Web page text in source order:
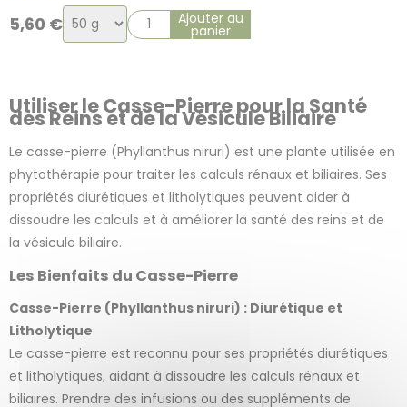
Utiliser le Casse-Pierre pour la Santé
des Reins et de la Vésicule Biliaire
Le casse-pierre (Phyllanthus niruri) est une plante utilisée en
phytothérapie pour traiter les calculs rénaux et biliaires. Ses
propriétés diurétiques et litholytiques peuvent aider à
dissoudre les calculs et à améliorer la santé des reins et de
la vésicule biliaire.
Les Bienfaits du Casse-Pierre
Casse-Pierre (Phyllanthus niruri) : Diurétique et
Litholytique
Le casse-pierre est reconnu pour ses propriétés diurétiques
et litholytiques, aidant à dissoudre les calculs rénaux et
biliaires. Prendre des infusions ou des suppléments de
5,60 €Choix
de
Ajouter au
panier